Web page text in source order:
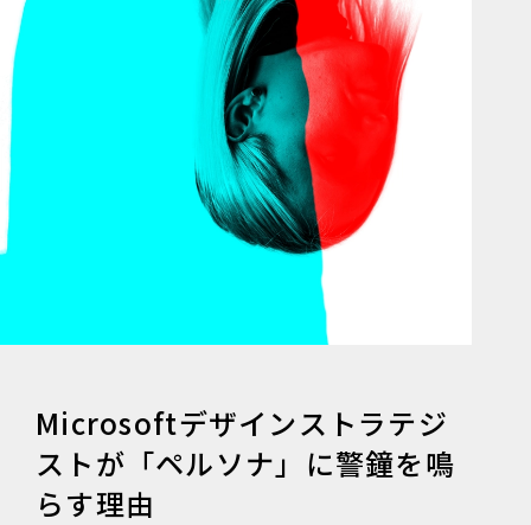
Microsoftデザインストラテジ
ストが「ペルソナ」に警鐘を鳴
らす理由